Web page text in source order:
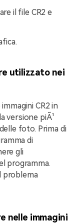
il file CR2 e
utilizzato nei
CR2 in
versione piÃ¹
foto. Prima di
di
gli
programma.
problema
nelle immagini